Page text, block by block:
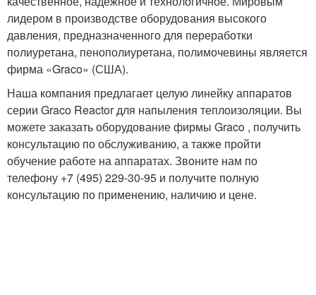
лидером в производстве оборудования высокого
давления, предназначенного для переработки
полиуретана, пенополиуретана, полимочевины является
фирма «Graco» (США).
Наша компания предлагает целую линейку аппаратов
серии Graco Reactor для напыления теплоизоляции. Вы
можете заказать оборудование фирмы Graco , получить
консультацию по обслуживанию, а также пройти
обучение работе на аппаратах. Звоните нам по
телефону +7 (495) 229-30-95 и получите полную
консультацию по применению, наличию и цене.